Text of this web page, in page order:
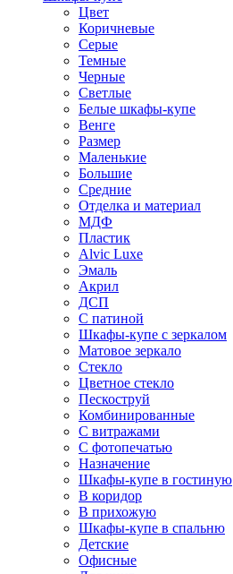
Цвет
Коричневые
Серые
Темные
Черные
Светлые
Белые шкафы-купе
Венге
Размер
Маленькие
Большие
Средние
Отделка и материал
МДФ
Пластик
Alvic Luxe
Эмаль
Акрил
ДСП
С патиной
Шкафы-купе с зеркалом
Матовое зеркало
Стекло
Цветное стекло
Пескоструй
Комбинированные
С витражами
С фотопечатью
Назначение
Шкафы-купе в гостиную
В коридор
В прихожую
Шкафы-купе в спальню
Детские
Офисные